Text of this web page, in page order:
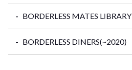
BORDERLESS MATES LIBRARY
BORDERLESS DINERS(~2020)